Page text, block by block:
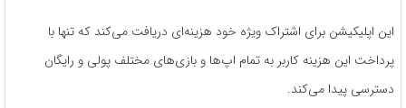
این اپلیکیشن برای اشتراک ویژه خود هزینه‌ای دریافت می‌کند که تنها با
پرداخت این هزینه کاربر به تمام اپ‌ها و بازی‌های مختلف پولی و رایگان
دسترسی پیدا می‌کند.